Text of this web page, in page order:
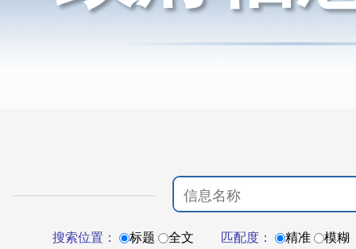
搜索位置： 标题 全文 匹配度： 精准 模糊